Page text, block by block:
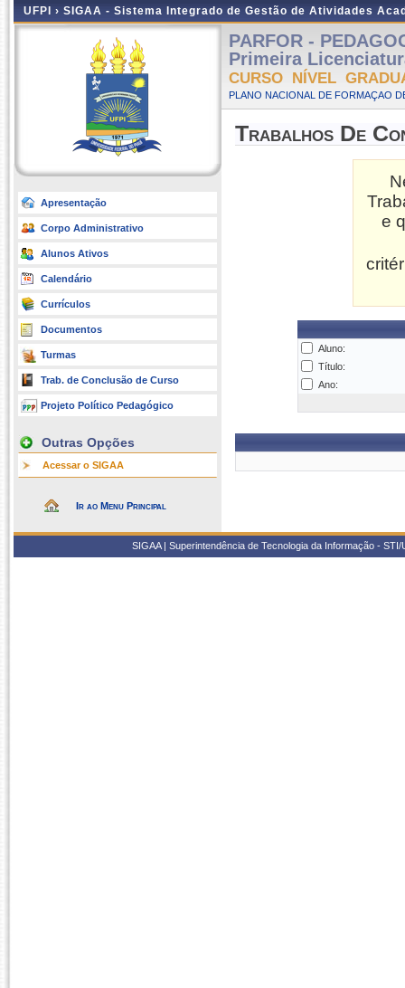
UFPI › SIGAA - Sistema Integrado de Gestão de Atividades
Apresentação
Corpo Administrativo
Alunos Ativos
Calendário
Currículos
Documentos
Turmas
Trab. de Conclusão de Curso
Projeto Político Pedagógico
Outras Opções
Acessar o SIGAA
Ir ao Menu Principal
PARFOR -
Primeira
CURSO NÍVEL
PLANO NACIONAL DE FORMAÇAO
Trabalhos De
e
Aluno:
Título:
Ano:
SIGAA | Superintendência de Tecnologia da Informação -